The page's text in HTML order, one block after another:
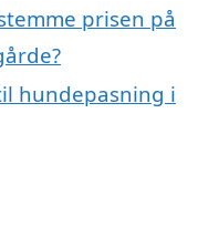
prisen på
hundepasning i